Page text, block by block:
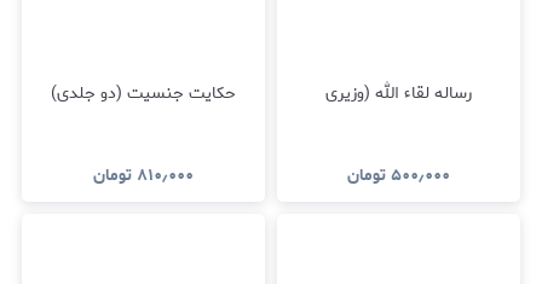
رساله لقاء الله (وزیری
۵۰۰٫۰۰۰تومان
حکایت جنسیت (دو جلدی)
۸۱۰٫۰۰۰ تومان